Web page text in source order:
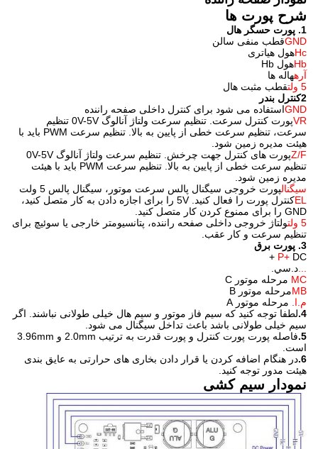
شرح پورت ها
1. پورت حسگر هال
GNDقطب منفی سالن
Hcهول هیاتری
Hbهول Hb
آرههاله ها
5 ولت
قطب مثبت هال
2کنترل بندر
GNDاستفاده می شود برای کنترل داخلی صفحه راننده
VR
پورت کنترل سرعت. تنظیم سرعت ولتاژ آنالوگ 0V-5V تنظیم
سرعت، تنظیم سرعت خطی از پایین به بالا. تنظیم سرعت PWM باید با
هیئت مدیره زمین شود.
Z/F
پورت های کنترل جهت چرخش. تنظیم سرعت ولتاژ آنالوگ 0V-5V
تنظیم سرعت خطی از پایین به بالا. تنظیم سرعت PWM باید با هیئت
مدیره زمین شود.
سیگنالپورت خروجی سیگنال پالس سرعت موتور، سیگنال پالس 5 ولت
EL
کنترل پورت را فعال کنید. 5V را برای اجازه دادن به کار متصل کنید،
GND را برای ممنوع کردن کار متصل کنید.
5 ولت
ولتاژ خروجی داخلی صفحه راننده، پتانسیومتر خارجی یا سوئیچ برای
تنظیم سرعت و کار عقب.
3. پورت برق
P+ ️ DC +
د.سي.
MC
MBمرحله موتور B
م.ا.
️ مرحله موتور A
4. لطفا توجه کنید که سیم فاز موتور و سیم هال خیلی طولانی نباشند. اگر
سیم خیلی طولانی باشد باعث تداخل سیگنال می شود.
5.
فاصله پورت پورت کنترل و پورت قدرت به ترتیب 2.0mm و 3.96mm
است.
6. در هنگام اضافه کردن یا قرار دادن بخاری های حرارتی به عایق بندی
هیئت مدور توجه کنید.
نمودار سیم کشی